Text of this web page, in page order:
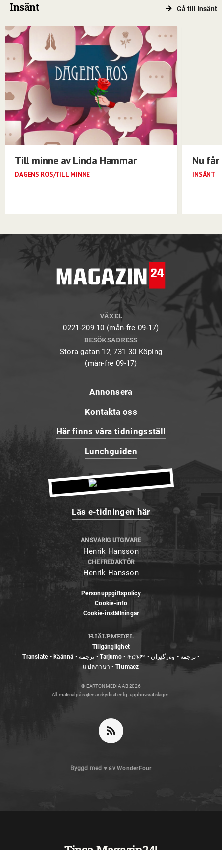
Insänt Gå till Insänt
Till minne av Linda Hammar
DAGENS ROS/TILL MINNE
Nu
INSÄNT
VÄXEL
0221-209 10 (mån-fre 09-17)
BESÖKSADRESS
Stora gatan 12, 731 30 Köping
(mån-fre 09-17)
Annonsera
Kontakta oss
Här finns våra tidningsställ
Lunchguiden
Läs e-tidningen här
ANSVARIG UTGIVARE
Henrik Hansson
CHEFREDAKTÖR
Henrik Hansson
Personuppgiftspolicy
Cookie-info
Cookie-inställningar
HJÄLPMEDEL
Tillgänglighet
Translate • Käännä • ترجمة • Tarjumo • ትርጉም • ترجمه • وەرگێڕان •
แปลภาษา • Tłumacz
© EARTON MEDIA AB 2026
Allt material på sajten är skyddat enligt upphovsrättslagen.
Byggd med ♥ avWonderFour